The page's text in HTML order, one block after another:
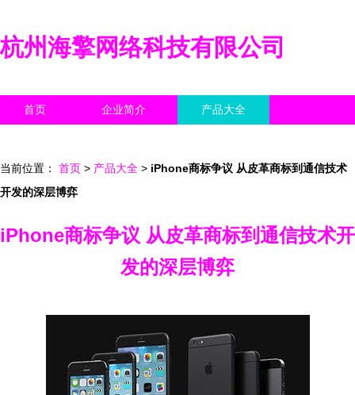
杭州海擎网络科技有限公司
首页 企业简介 产品大全
当前位置： 首页 > 产品大全 > iPhone商标争议 从皮革商标到通信技术
开发的深层博弈
iPhone商标争议 从皮革商标到通信技术开
发的深层博弈